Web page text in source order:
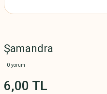
Şamandra
0 yorum
6,00 TL